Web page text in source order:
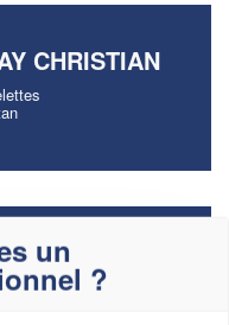
CHRISTIAN
(SARL)
Halles
un
?